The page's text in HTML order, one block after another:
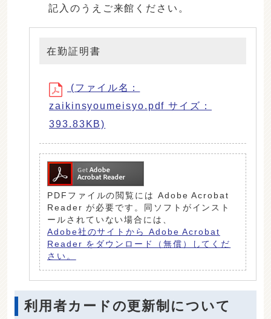
記入のうえご来館ください。
在勤証明書
(ファイル名：
zaikinsyoumeisyo.pdf サイズ：
393.83KB)
PDFファイルの閲覧には Adobe Acrobat
Reader が必要です。同ソフトがインスト
ールされていない場合には、
Adobe社のサイトから Adobe Acrobat
Reader をダウンロード（無償）してくだ
さい。
利用者カードの更新制について